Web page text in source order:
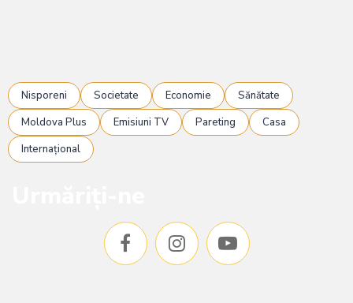
Nisporeni Societate Economie
Sănătate
Moldova Plus
Emisiuni TV Pareting
Casa
Internațional